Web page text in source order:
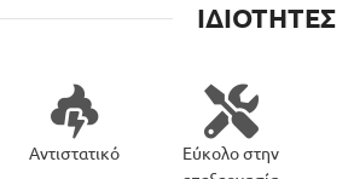
ΙΔΙΟΤΗΤΕΣ
Αντιστατικό
Εύκολο στην